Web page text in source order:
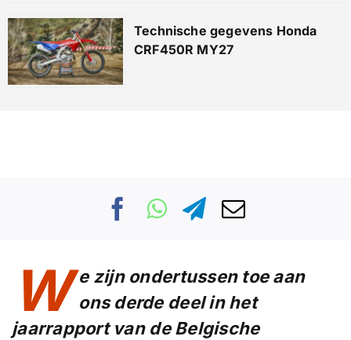
Technische gegevens Honda
CRF450R MY27
W e zijn ondertussen toe aan
ons derde deel in het
jaarrapport van de Belgische